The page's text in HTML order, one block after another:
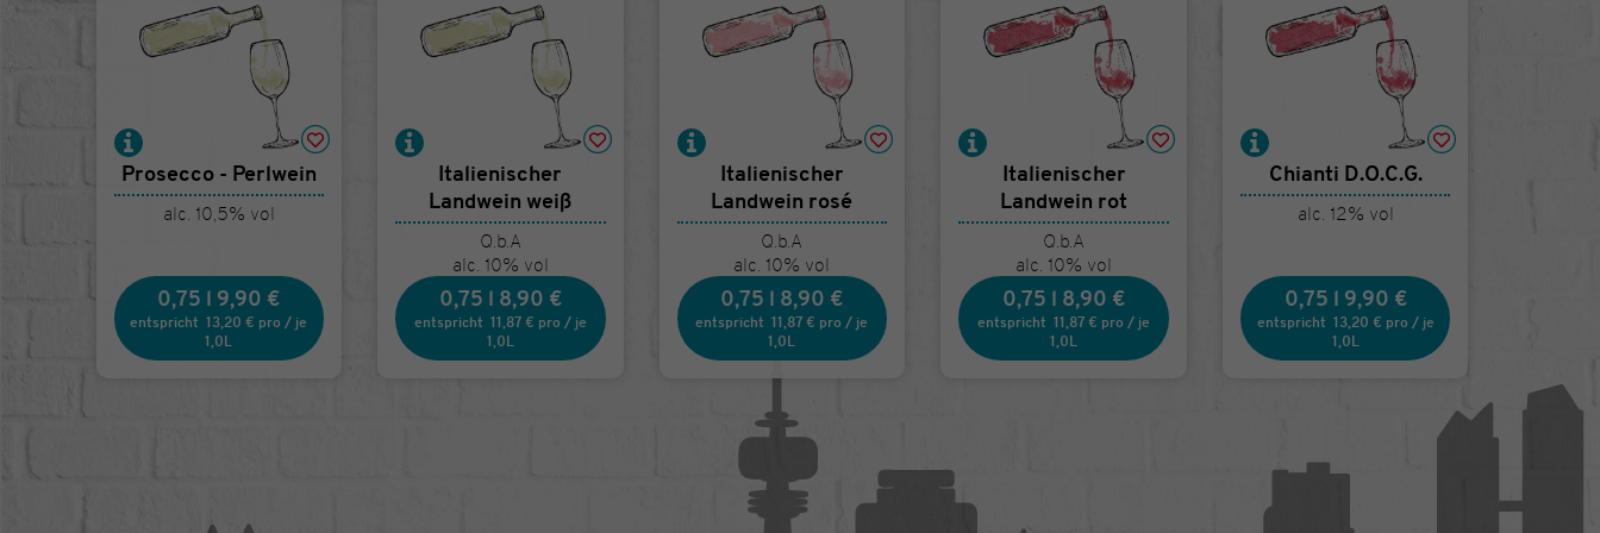
Prosecco - Perlwein
alc. 10,5% vol
0,75 l 9,90 €
entspricht 13,20 € pro / je
1,0L
Italienischer
Landwein weiß
Q.b.A
alc. 10% vol
0,75 l 8,90 €
entspricht 11,87 € pro / je
1,0L
Italienischer
Landwein rosé
Q.b.A
alc. 10% vol
0,75 l 8,90 €
entspricht 11,87 € pro / je
1,0L
Italienischer
Landwein rot
Q.b.A
alc. 10% vol
0,75 l 8,90 €
entspricht 11,87 € pro / je
1,0L
Chianti D.O.C.G.
alc. 12% vol
0,75 l 9,90 €
entspricht 13,20 € pro / je
1,0L